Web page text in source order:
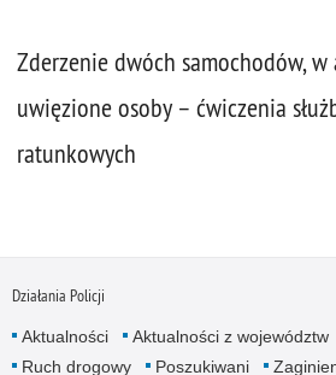
Zderzenie dwóch samochodów, w
uwięzione osoby – ćwiczenia
ratunkowych
Działania Policji
Aktualności Aktualności z województw
Ruch drogowy
Poszukiwani